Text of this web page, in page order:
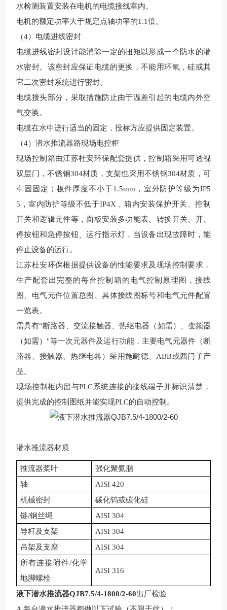
水检测装置安装在电机的电缆接线室内。
电机的额定功率大于规定点轴功率的1.1倍。
（4）电缆进线密封
电缆进线密封设计能消除一定的扭矩以形成一个防水的潜
水密封。该密封应保证电缆的更换，不能用环氧，硅或其
它二次密封系统进行密封。
电缆接头部分，采取措施防止由于温差引起的电缆内外空
气交换。
电缆在水中进行适当的固定，投标方应提供固定装置。
（4） 潜水推流器路现场电控柜
现场控制箱由江苏杜安环保配套提供，控制箱采用可透视
双层门，不锈钢304材质，支架也采用不锈钢304材质，可
牢固固定；板件厚度不小于1.5mm，室外防护等级为IP5
5，室内防护等级不低于IP4X，箱内安装保护开关、控制
开关和逻辑元件等，面板安装多功能表、转换开关、开、
停按钮和急停按钮、运行指示灯，当设备出现故障时，能
停止设备的运行。
江苏杜安环保根据提供设备的性能要求及 现场控制要求，
生产配套出完整的每台控制箱的电气控制原理图，接线
图、电气元件位置总图、具体接线图标号和电气元件配置
一览表。
需具有“断路器、交流接触器、热继电器（如需）、变频器
（如需）"等一次元器件及运行功能，主要电气元器件（断
路器、接触器、热继电器）采用施耐德、ABB或西门子产
品。
现场控制柜内留与PLC系统连接的接线端子并标识清楚，
提供完成的控制图纸并能实现PLC的自动控制。
潜水推流器材质
推流器桨叶
强化聚氨脂
轴
AISI 420
机械密封
碳化钨或碳化硅
链/钢丝绳
AISI 304
导杆及支架
AISI 304
吊架及支座
AISI 304
所有连接附件/化学
地脚螺栓
AISI 316
液下潜水推流器QJB7.5/4-1800/2-60出厂检验